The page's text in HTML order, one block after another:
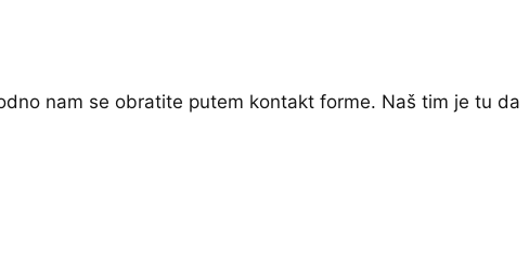
nam se obratite putem kontakt forme. Naš tim je tu da